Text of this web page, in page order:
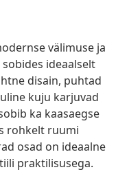
välimuse ja
ideaalselt
disain, puhtad
kuju karjuvad
ka kaasaegse
rohkelt ruumi
osad on ideaalne
praktilisusega.